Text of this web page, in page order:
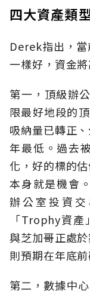
四大資產類
Derek指出，
一樣好，資金
第一，頂級辦
限最好地段的
吸納量已轉正
年最低。過去
化，好的標的
本身就是機會
辦公室投資
「Trophy資
與芝加哥正處
則預期在年底
第二，數據中